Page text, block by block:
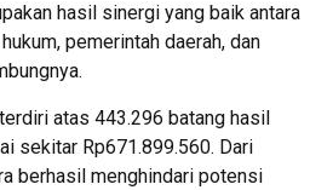
hasil sinergi yang baik antara
pemerintah daerah, dan
atas 443.296 batang hasil
sekitar Rp671.899.560. Dari
berhasil menghindari potensi